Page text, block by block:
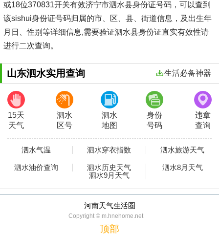
或18位370831开关有效济宁市泗水县身份证号码，可以查到
该sishui身份证号码归属的市、区、县、街道信息，及出生年
月日、性别等详细信息,需要验证泗水县身份证直实有效性请
进行二次查询。
山东泗水实用查询 生活必备神器
15天
天气
泗水
区号
泗水
地图
身份
号码
违章
查询
泗水气温 泗水穿衣指数 泗水旅游天气
泗水油价查询 泗水历史天气
泗水8月天气
泗水9月天气
河南天气生活圈
Copyright © m.hnehome.net
顶部